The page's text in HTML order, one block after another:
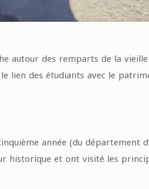
autour des remparts de la
lien des étudiants avec le
année (du département
historique et ont visité les